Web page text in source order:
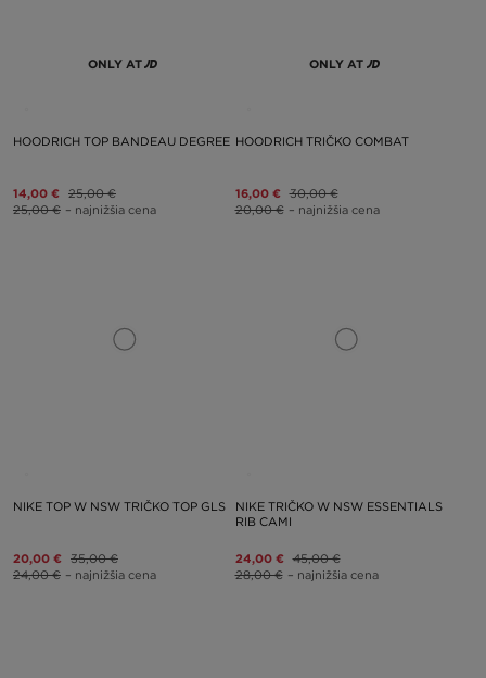
ONLY AT
HOODRICH TOP BANDEAU DEGREE
14,00 € 25,00 €
25,00 € – najnižšia cena
ONLY AT
HOODRICH TRIČKO COMBAT
16,00 € 30,00 €
20,00 € – najnižšia cena
NIKE TOP W NSW TRIČKO TOP GLS
20,00 € 35,00 €
24,00 € – najnižšia cena
NIKE TRIČKO W NSW ESSENTIALS
RIB CAMI
24,00 € 45,00 €
28,00 € – najnižšia cena